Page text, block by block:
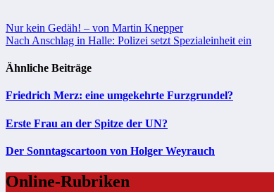
Beitragsnavigation
Nur kein Gedäh! – von Martin Knepper
Nach Anschlag in Halle: Polizei setzt Spezialeinheit ein
Ähnliche Beiträge
Friedrich Merz: eine umgekehrte Furzgrundel?
Erste Frau an der Spitze der UN?
Der Sonntagscartoon von Holger Weyrauch
Online-Rubriken